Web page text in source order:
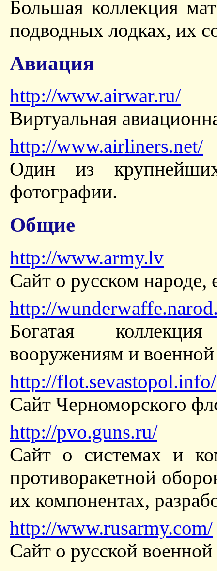
Большая коллекция
подводных лодках, их
Авиация
http://www.airwar.ru/
Виртуальная
http://www.airliners.net/
Один из
фотографии.
Общие
http://www.army.lv
Сайт о русском
http://
Богатая
вооружениям и военной
http://flot.sevastopol.info/
Сайт Черноморского
http://pvo.guns.ru/
Сайт о системах и
противоракетной
их компонентах,
http://www.rusarmy.com/
Сайт о русской военной